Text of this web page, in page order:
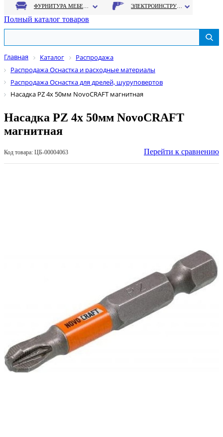
Полный каталог товаров
Главная Каталог
Распродажа
Распродажа Оснастка и расходные материалы
Распродажа Оснастка для дрелей, шуруповертов
Насадка PZ 4х 50мм NovoCRAFT магнитная
Насадка PZ 4х 50мм NovoCRAFT
магнитная
Код товара: ЦБ-00004063 Перейти к сравнению